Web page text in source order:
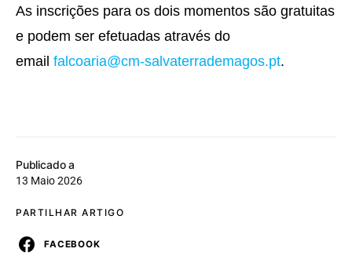
Publicado a
13 Maio 2026
PARTILHAR ARTIGO
FACEBOOK
As inscrições para os dois momentos são gratuitas
e podem ser efetuadas através do
email falcoaria@cm-salvaterrademagos.pt.